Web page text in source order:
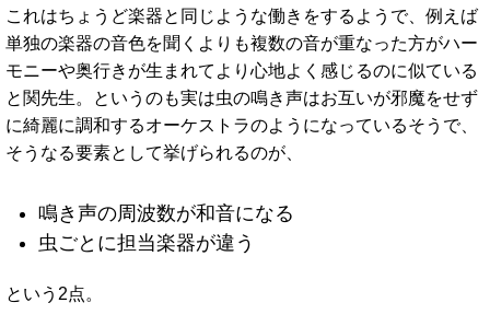
これはちょうど楽器と同じような働きをするようで、例えば
単独の楽器の音色を聞くよりも複数の音が重なった方がハー
モニーや奥行きが生まれてより心地よく感じるのに似ている
と関先生。というのも実は虫の鳴き声はお互いが邪魔をせず
に綺麗に調和するオーケストラのようになっているそうで、
そうなる要素として挙げられるのが、
鳴き声の周波数が和音になる
虫ごとに担当楽器が違う
という2点。